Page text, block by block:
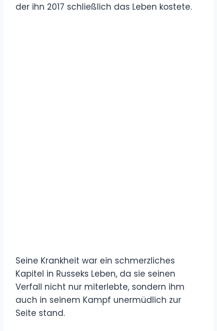
der ihn 2017 schließlich das Leben kostete.
Seine Krankheit war ein schmerzliches
Kapitel in Russeks Leben, da sie seinen
Verfall nicht nur miterlebte, sondern ihm
auch in seinem Kampf unermüdlich zur
Seite stand.